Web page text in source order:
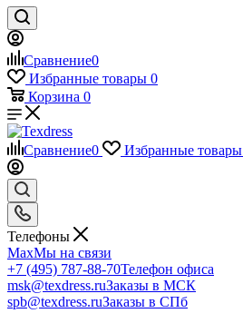
Сравнение0
Избранные товары 0
Корзина 0
Сравнение0 Избранные товары
Телефоны
MaxМы на связи
+7 (495) 787-88-70Телефон офиса
msk@texdress.ruЗаказы в МСК
spb@texdress.ruЗаказы в СПб